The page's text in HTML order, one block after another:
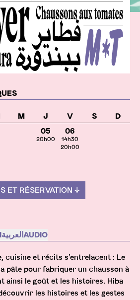
M J V S
D
05
20h00
06
14h30
20h00
ET RÉSERVATION ↓
العربية AUDIO
cuisine et récits s’entrelacent : Le
pâte pour fabriquer un chausson à
ainsi le goût et les histoires. Hiba
les histoires et les gestes